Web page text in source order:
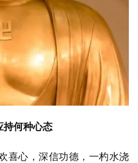
持何种心态
喜心，深信功德，一杓水浇